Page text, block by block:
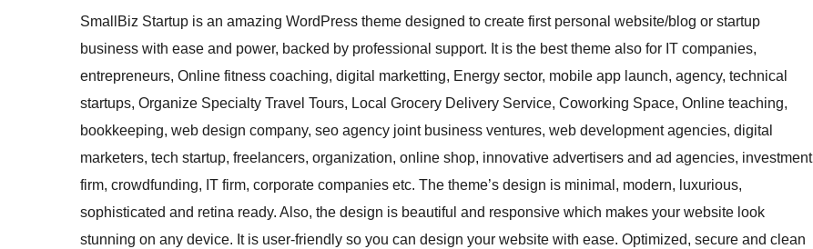
SmallBiz Startup is an amazing WordPress theme designed to create first personal website/blog or startup
business with ease and power, backed by professional support. It is the best theme also for IT companies,
entrepreneurs, Online fitness coaching, digital marketting, Energy sector, mobile app launch, agency, technical
startups, Organize Specialty Travel Tours, Local Grocery Delivery Service, Coworking Space, Online teaching,
bookkeeping, web design company, seo agency joint business ventures, web development agencies, digital
marketers, tech startup, freelancers, organization, online shop, innovative advertisers and ad agencies, investment
firm, crowdfunding, IT firm, corporate companies etc. The theme’s design is minimal, modern, luxurious,
sophisticated and retina ready. Also, the design is beautiful and responsive which makes your website look
stunning on any device. It is user-friendly so you can design your website with ease. Optimized, secure and clean